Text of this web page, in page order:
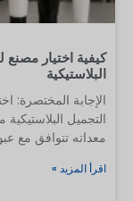
كيفية اختيار
البلاستيكية
الإجابة المختصرة:
التجميل
معداته تتوافق مع
وتُعد الشهادة أو
اقرأ المزيد »